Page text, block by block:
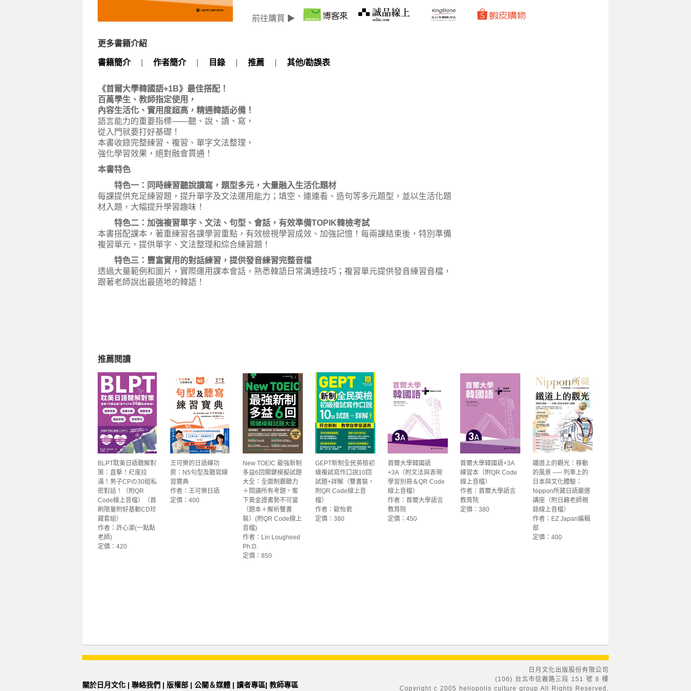
前往購買 ▶
更多書籍介紹
書籍簡介 作者簡介 目錄 推薦 其他/勘誤表
《首爾大學韓國語+1B》最佳搭配！
百萬學生、教師指定使用，
內容生活化、實用度超高，精通韓語必備！
語言能力的重要指標——聽、說、讀、寫，
從入門就要打好基礎！
本書收錄完整練習、複習、單字文法整理，
強化學習效果，絕對融會貫通！
本書特色
特色一：同時練習聽說讀寫，題型多元，大量融入生活化題材
每課提供充足練習題，提升單字及文法運用能力；填空、連連看、造句等多元題型，並以生活化題
材入題，大幅提升學習趣味！
特色二：加強複習單字、文法、句型、會話，有效準備TOPIK韓檢考試
本書搭配課本，著重練習各課學習重點，有效檢視學習成效、加強記憶！每兩課結束後，特別準備
複習單元，提供單字、文法整理和綜合練習題！
特色三：豐富實用的對話練習，提供發音練習完整音檔
透過大量範例和圖片，實際運用課本會話，熟悉韓語日常溝通技巧；複習單元提供發音練習音檔，
跟著老師說出最道地的韓語！
推薦閱讀
BLPT耽美日語聽解對
策：直擊！尺度拉
滿！男子CPの30組私
密對話！（附QR
Code線上音檔）（首
刷限量附好基動CD珍
藏套組）
作者：許心瀠(一點點
老師)
定價：420
王可樂的日語練功
房：N5句型及聽寫練
習寶典
作者：王可樂日語
定價：400
New TOEIC 最強新制
多益6回關鍵模擬試題
大全：全面制霸聽力
＋閱讀所有考題，奪
下黃金證書勢不可當
（題本＋解析雙書
裝）(附QR Code線上
音檔)
作者：Lin Lougheed
Ph.D.
定價：850
GEPT新制全民英檢初
級複試寫作口說10回
試題+詳解（雙書裝，
附QR Code線上音
檔）
作者：歐怡君
定價：380
首爾大學韓國語
+3A（附文法與表現
學習別冊＆QR Code
線上音檔）
作者：首爾大學語言
教育院
定價：450
首爾大學韓國語+3A
練習本（附QR Code
線上音檔）
作者：首爾大學語言
教育院
定價：380
鐵道上的觀光：移動
的風景 ── 列車上的
日本與文化體驗：
Nippon所藏日語嚴選
講座（附日籍老師親
錄線上音檔）
作者：EZ Japan編輯
部
定價：400
關於日月文化 | 聯絡我們 | 版權部 | 公關＆媒體 | 讀者專區| 教師專區
日月文化出版股份有限公司
(106) 台北市信義路三段 151 號 8 樓
Copyright c 2005 heliopolis culture group All Rights Reserved.